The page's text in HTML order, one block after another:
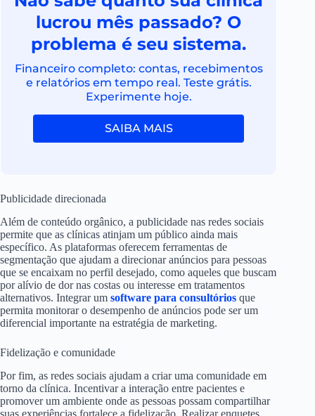
lucrou mês passado? O
problema é seu sistema.
Financeiro completo: contas, recebimentos
e relatórios em tempo real. Teste grátis.
Experimente hoje.
SAIBA MAIS
Publicidade direcionada
Além de conteúdo orgânico, a publicidade nas redes sociais
permite que as clínicas atinjam um público ainda mais
específico. As plataformas oferecem ferramentas de
segmentação que ajudam a direcionar anúncios para pessoas
que se encaixam no perfil desejado, como aqueles que buscam
por alívio de dor nas costas ou interesse em tratamentos
alternativos. Integrar um software para consultórios que
permita monitorar o desempenho de anúncios pode ser um
diferencial importante na estratégia de marketing.
Fidelização e comunidade
Por fim, as redes sociais ajudam a criar uma comunidade em
torno da clínica. Incentivar a interação entre pacientes e
promover um ambiente onde as pessoas possam compartilhar
suas experiências fortalece a fidelização. Realizar enquetes,